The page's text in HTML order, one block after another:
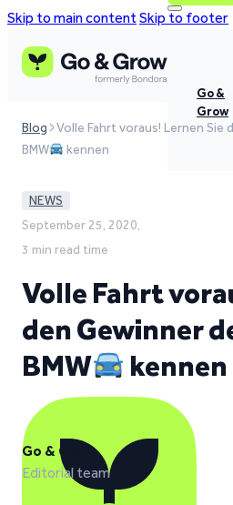
Skip to main contentSkip to footer
Go &
Grow
Blog
Volle Fahrt voraus! Lernen Sie
BMW
kennen
NEWS
September 25, 2020,
3 min read time
Volle Fahrt
den Gewinner
BMW
kennen
Go & Grow
Editorial team